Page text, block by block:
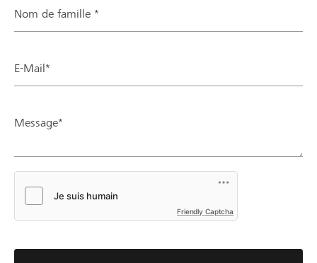
Nom de famille *
E-Mail*
Message*
Friendly Captcha